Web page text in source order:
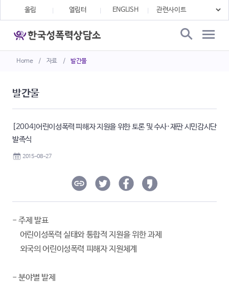
Home / 자료 / 발간물
울림 열림터 ENGLISH
발간물
[2004]어린이성폭력 피해자 지원을 위한 토론 및 수사·재판 시민감시단
발족식
2015-08-27
- 주제 발표
어린이성폭력 실태와 통합적 지원을 위한 과제
외국의 어린이성폭력 피해자 지원체계
- 분야별 발제